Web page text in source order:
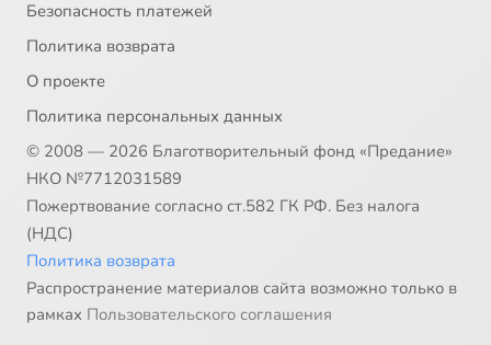
Безопасность платежей
Политика возврата
О проекте
Политика персональных данных
© 2008 — 2026 Благотворительный фонд «Предание»
НКО №7712031589
Пожертвование согласно ст.582 ГК РФ. Без налога
(НДС)
Политика возврата
Распространение материалов сайта возможно только в
рамках Пользовательского соглашения